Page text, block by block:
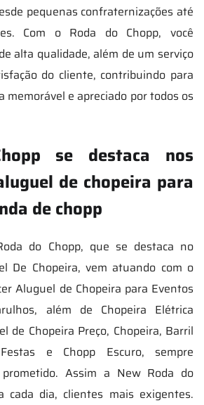
pequenas confraternizações até
Com o Roda do Chopp, você
alta qualidade, além de um serviço
do cliente, contribuindo para
memorável e apreciado por todos os
se destaca nos
de chopeira para
de chopp
do Chopp, que se destaca no
De Chopeira, vem atuando com o
Aluguel de Chopeira para Eventos
além de Chopeira Elétrica
de Chopeira Preço, Chopeira, Barril
e Chopp Escuro, sempre
Assim a New Roda do
cada dia, clientes mais exigentes.